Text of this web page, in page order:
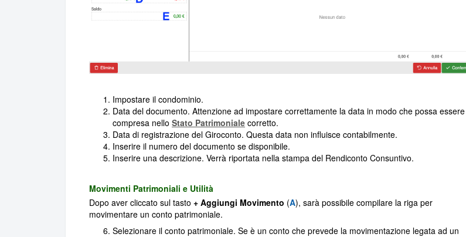
Impostare il condominio.
Data del documento. Attenzione ad impostare correttamente la data in modo che possa essere
compresa nello Stato Patrimoniale corretto.
Data di registrazione del Giroconto. Questa data non influisce contabilmente.
Inserire il numero del documento se disponibile.
Inserire una descrizione. Verrà riportata nella stampa del Rendiconto Consuntivo.
Movimenti Patrimoniali e Utilità
Dopo aver cliccato sul tasto + Aggiungi Movimento (A), sarà possibile compilare la riga per
movimentare un conto patrimoniale.
Selezionare il conto patrimoniale. Se è un conto che prevede la movimentazione legata ad un